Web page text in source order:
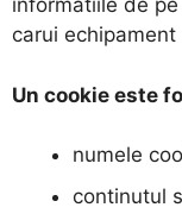
informatiile de
carui
Un cookie este
numele
continutul